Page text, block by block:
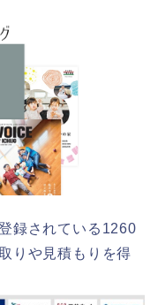
録されている1260
りや見積もりを得